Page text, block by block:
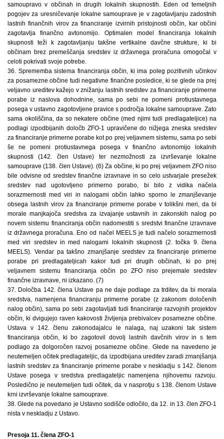
samoupravo v občinah in drugih lokalnih skupnostih. Eden od temeljnih
pogojev za uresničevanje lokalne samouprave je v zagotavljanju zadostnih
lastnih finančnih virov za financiranje izvirnih pristojnosti občin, kar občini
zagotavlja finančno avtonomijo. Optimalen model financiranja lokalnih
skupnosti teži k zagotavljanju takšne vertikalne davčne strukture, ki bi
občinam brez premeščanja sredstev iz državnega proračuna omogočal v
celoti pokrivati svoje potrebe.
36. Sprememba sistema financiranja občin, ki ima poleg pozitivnih učinkov
za posamezne občine tudi negativne finančne posledice, ki se glede na prej
veljavno ureditev kažejo v znižanju lastnih sredstev za financiranje primerne
porabe iz naslova dohodnine, sama po sebi ne pomeni protiustavnega
posega v ustavno zagotovljene pravice s področja lokalne samouprave. Zato
sama okoliščina, da so nekatere občine (med njimi tudi predlagateljice) na
podlagi izpodbijanih določb ZFO-1 upravičene do nižjega zneska sredstev
za financiranje primerne porabe kot po prej veljavnem sistemu, sama po sebi
še ne pomeni protiustavnega posega v finančno avtonomijo lokalnih
skupnosti (142. člen Ustave) ter nezmožnosti za izvrševanje lokalne
samouprave (138. člen Ustave). (6) Za občine, ki po prej veljavnem ZFO niso
bile odvisne od sredstev finančne izravnave in so celo ustvarjale presežek
sredstev nad ugotovljeno primerno porabo, bi bilo z vidika načela
sorazmernosti med viri in nalogami občin lahko sporno le zmanjševanje
obsega lastnih virov za financiranje primerne porabe v tolikšni meri, da bi
morale manjkajoča sredstva za izvajanje ustavnih in zakonskih nalog po
novem sistemu financiranja občin nadomestiti s sredstvi finančne izravnave
iz državnega proračuna. Eno od načel MEELS je tudi načelo sorazmernosti
med viri sredstev in med nalogami lokalnih skupnosti (2. točka 9. člena
MEELS). Vendar pa takšno zmanjšanje sredstev za financiranje primerne
porabe pri predlagateljicah kakor tudi pri drugih občinah, ki po prej
veljavnem sistemu financiranja občin po ZFO niso prejemale sredstev
finančne izravnave, ni izkazano. (7)
37. Določba 142. člena Ustave pa ne daje podlage za trditev, da bi morala
sredstva, namenjena financiranju primerne porabe (z zakonom določenih
nalog občin), sama po sebi zagotavljati tudi financiranje razvojnih projektov
občin, ki dvigujejo raven kakovosti življenja prebivalcev posamezne občine.
Ustava v 142. členu zakonodajalcu le nalaga, naj uzakoni tak sistem
financiranja občin, ki bo zagotovil dovolj lastnih davčnih virov in s tem
podlago za dolgoročen razvoj posamezne občine. Glede na navedeno je
neutemeljen očitek predlagateljic, da izpodbijana ureditev zaradi zmanjšanja
lastnih sredstev za financiranje primerne porabe v neskladju s 142. členom
Ustave posega v sredstva predlagateljic namenjena njihovemu razvoju.
Posledično je neutemeljen tudi očitek, da v nasprotju s 138. členom Ustave
krni izvrševanje lokalne samouprave.
38. Glede na povedano je Ustavno sodišče odločilo, da 12. in 13. člen ZFO-1
nista v neskladju z Ustavo.
Presoja 11. člena ZFO-1